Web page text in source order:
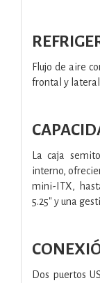
Flujo de aire
frontal y lateral
La caja
interno,
mini-ITX,
5.25″ y una
Dos puertos